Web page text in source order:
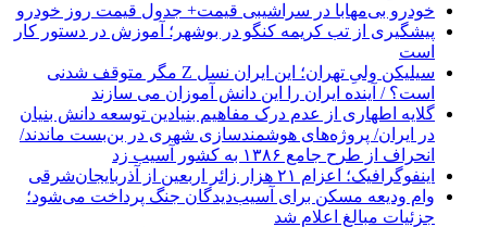
خودرو بی‌مهابا در سراشیبی قیمت+ جدول قیمت روز خودرو
پیشگیری از تب کریمه کنگو در بوشهر؛ آموزش در دستور کار
است
سیلیکن ولیِ تهران؛ این ایران نسل Z مگر متوقف شدنی
است؟ / آینده ایران را این دانش آموزان می سازند
گلایه اطهاری از عدم درک مفاهیم بنیادین توسعه دانش بنیان
در ایران/ پروژه‌های هوشمندسازی شهری در بن‌بست ماندند/
انحراف از طرح جامع ۱۳۸۶ به کشور آسیب زد
اینفوگرافیک؛ اعزام ۲۱ هزار زائر اربعین از آذربایجان‌شرقی
وام ودیعه مسکن برای آسیب‌دیدگان جنگ پرداخت می‌شود؛
جزئیات مبالغ اعلام شد